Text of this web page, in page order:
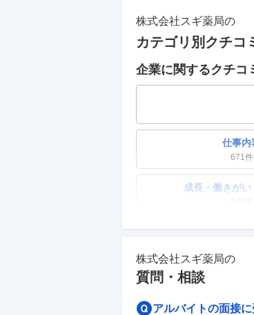
株式会社スギ薬局の
カテゴリ別クチコ
企業に関するクチコ
仕事内
671 件
成長・働きが
ワークライフ
株式会社スギ薬局の
質問・相談
アルバイトの面接